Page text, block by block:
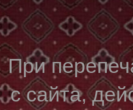
При
с сайта,